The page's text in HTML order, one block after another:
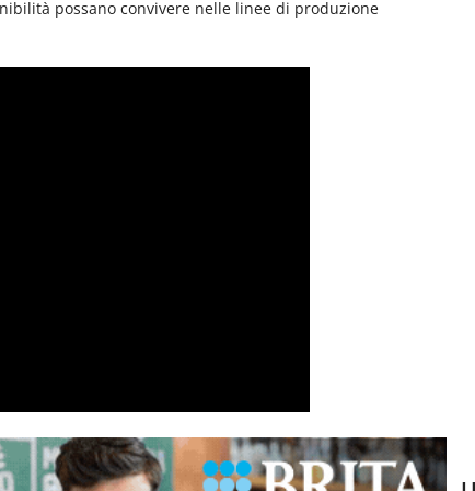
possano convivere nelle linee di produzione